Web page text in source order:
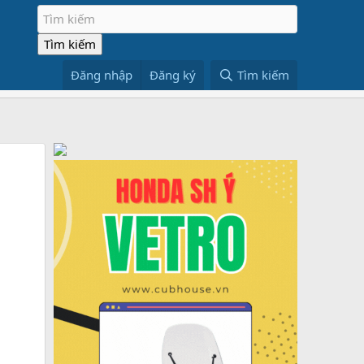
Đăng nhập Đăng ký Tìm kiếm